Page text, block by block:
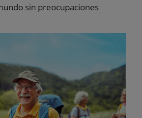
sin preocupaciones